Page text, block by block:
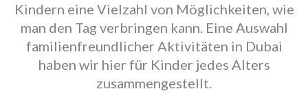
Kindern eine Vielzahl von Möglichkeiten, wie
man den Tag verbringen kann. Eine Auswahl
familienfreundlicher Aktivitäten in Dubai
haben wir hier für Kinder jedes Alters
zusammengestellt.